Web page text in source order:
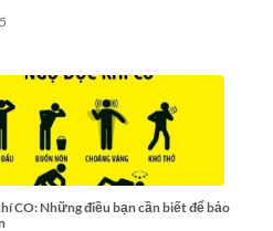
CO: Những điều bạn cần biết để bảo